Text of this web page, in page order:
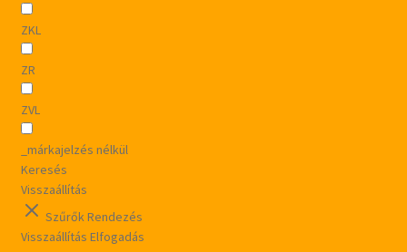
ZKL
ZR
ZVL
_márkajelzés nélkül
Keresés
Visszaállítás
SzűrőkRendezés
Visszaállítás Elfogadás